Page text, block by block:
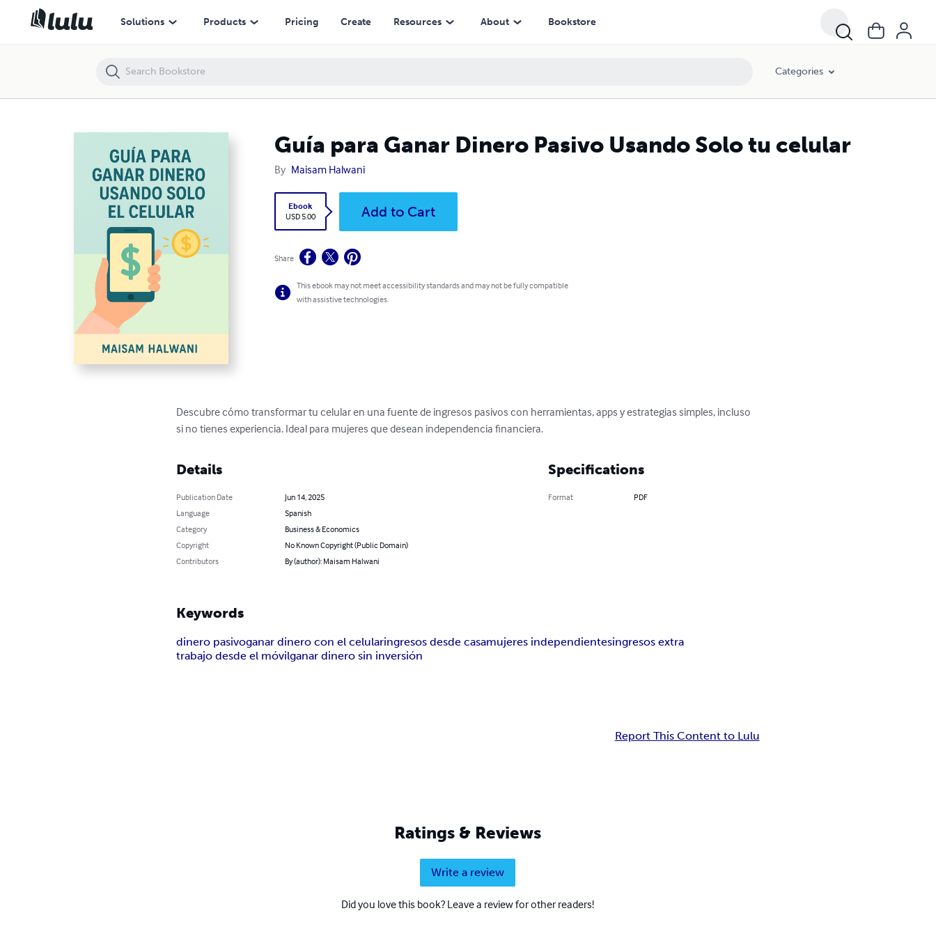
Solutions Products Pricing Create Resources About Bookstore
Categories
Guía para Ganar Dinero Pasivo Usando Solo tu celular
By Maisam Halwani
Ebook
USD 5.00
Add to Cart
Share
This ebook may not meet accessibility standards and may not be fully compatible
with assistive technologies.
Descubre cómo transformar tu celular en una fuente de ingresos pasivos con herramientas, apps y estrategias simples, incluso
si no tienes experiencia. Ideal para mujeres que desean independencia financiera.
Details
Publication Date
Jun 14, 2025
Language
Spanish
Category
Business & Economics
Copyright
No Known Copyright (Public Domain)
Contributors
By (author): Maisam Halwani
Specifications
Format PDF
Keywords
dinero pasivoganar dinero con el celularingresos desde casamujeres independientesingresos extra
trabajo desde el móvilganar dinero sin inversión
Report This Content to Lulu
Ratings & Reviews
Write a review
Did you love this book? Leave a review for other readers!
Guía para Ganar Dinero Pasivo Usando Solo tu celular